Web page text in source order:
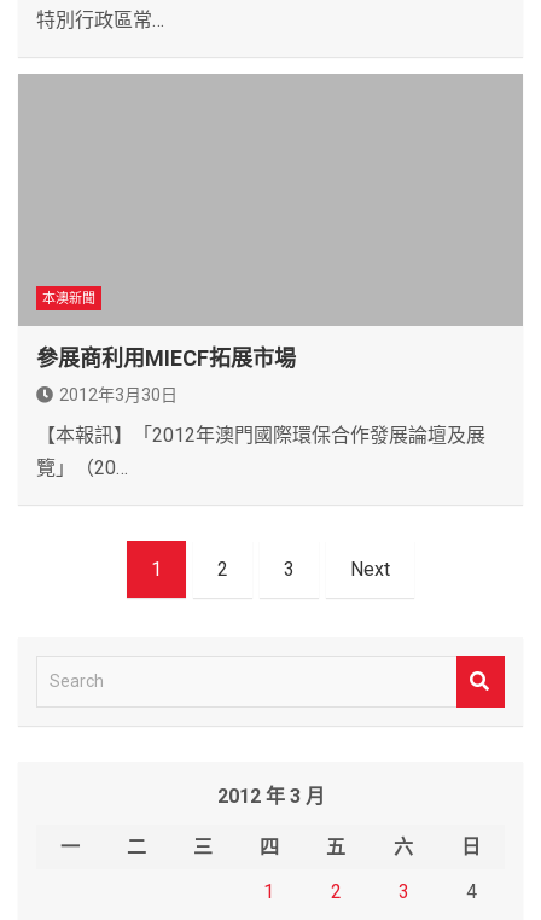
特別行政區常…
本澳新聞
參展商利用MIECF拓展市場
2012年3月30日
【本報訊】「2012年澳門國際環保合作發展論壇及展
覽」（20…
1 2 3 Next
e
2012 年 3 月
一 二 三 四 五 六
日
1
2 3
4